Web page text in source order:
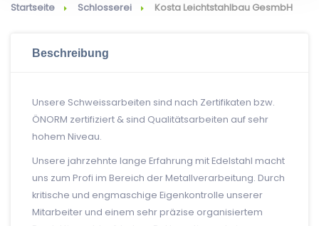
Startseite Schlosserei Kosta Leichtstahlbau GesmbH
Beschreibung
Unsere Schweissarbeiten sind nach Zertifikaten bzw.
ÖNORM zertifiziert & sind Qualitätsarbeiten auf sehr
hohem Niveau.
Unsere jahrzehnte lange Erfahrung mit Edelstahl macht
uns zum Profi im Bereich der Metallverarbeitung. Durch
kritische und engmaschige Eigenkontrolle unserer
Mitarbeiter und einem sehr präzise organisiertem